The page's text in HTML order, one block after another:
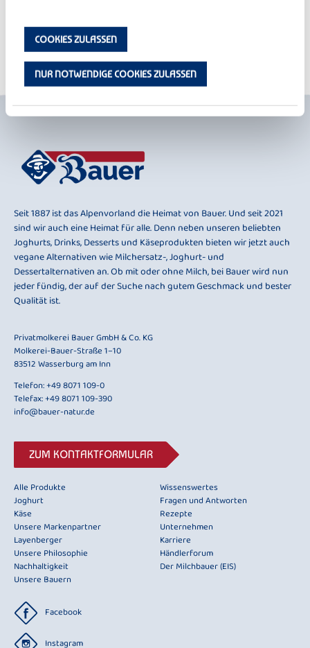
COOKIES ZULASSEN
NUR NOTWENDIGE COOKIES ZULASSEN
dieser Beruf überdurchschnittliche Chancen für die gesamte
Lebensmittelindustrie bietet.
Seit 1887 ist das Alpenvorland die Heimat von Bauer. Und seit 2021
sind wir auch eine Heimat für alle. Denn neben unseren beliebten
Joghurts, Drinks, Desserts und Käseprodukten bieten wir jetzt auch
vegane Alternativen wie Milchersatz-, Joghurt- und
Dessertalternativen an. Ob mit oder ohne Milch, bei Bauer wird nun
jeder fündig, der auf der Suche nach gutem Geschmack und bester
Qualität ist.
Privatmolkerei Bauer GmbH & Co. KG
Molkerei-Bauer-Straße 1–10
83512 Wasserburg am Inn
Telefon:+49 8071 109-0
Telefax: +49 8071 109-390
info@bauer-natur.de
ZUM KONTAKTFORMULAR
Alle Produkte
Joghurt
Käse
Unsere Markenpartner
Layenberger
Unsere Philosophie
Nachhaltigkeit
Unsere Bauern
Wissenswertes
Fragen und Antworten
Rezepte
Unternehmen
Karriere
Händlerforum
Der Milchbauer (EIS)
Facebook
Instagram